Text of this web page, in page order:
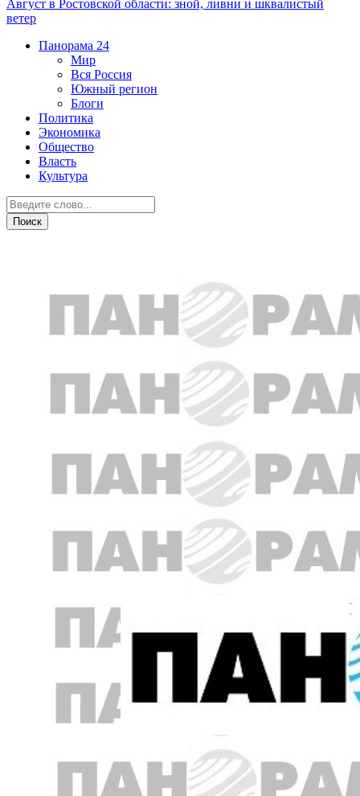
Август в Ростовской области: зной, ливни и шквалистый
ветер
Панорама 24
Мир
Вся Россия
Южный регион
Блоги
Политика
Экономика
Общество
Власть
Культура